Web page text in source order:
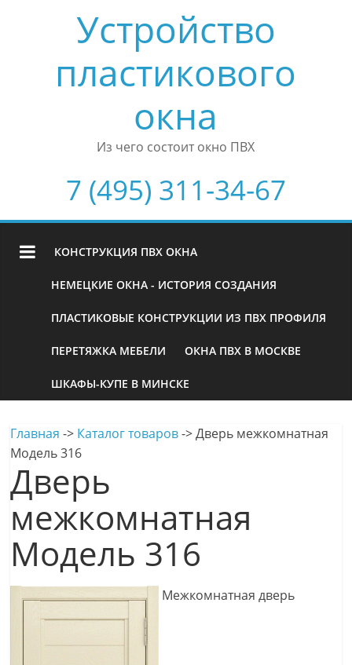
Устройство
пластикового
окна
Из чего состоит окно ПВХ
7 (495) 311-34-67
КОНСТРУКЦИЯ ПВХ ОКНА
НЕМЕЦКИЕ ОКНА - ИСТОРИЯ СОЗДАНИЯ
ПЛАСТИКОВЫЕ КОНСТРУКЦИИ ИЗ ПВХ ПРОФИЛЯ
ПЕРЕТЯЖКА МЕБЕЛИ ОКНА ПВХ В МОСКВЕ
ШКАФЫ-КУПЕ В МИНСКЕ
Главная -> Каталог товаров->Дверь межкомнатная
Модель 316
Дверь
межкомнатная
Модель 316
Межкомнатная дверь